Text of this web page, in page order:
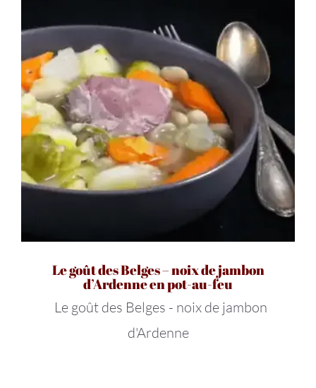
Le goût des Belges – noix de jambon
d’Ardenne en pot-au-feu
Le goût des Belges - noix de jambon
d'Ardenne